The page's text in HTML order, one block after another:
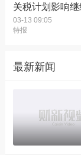
关税计划影响
03-13 09:05
特报
最新新闻